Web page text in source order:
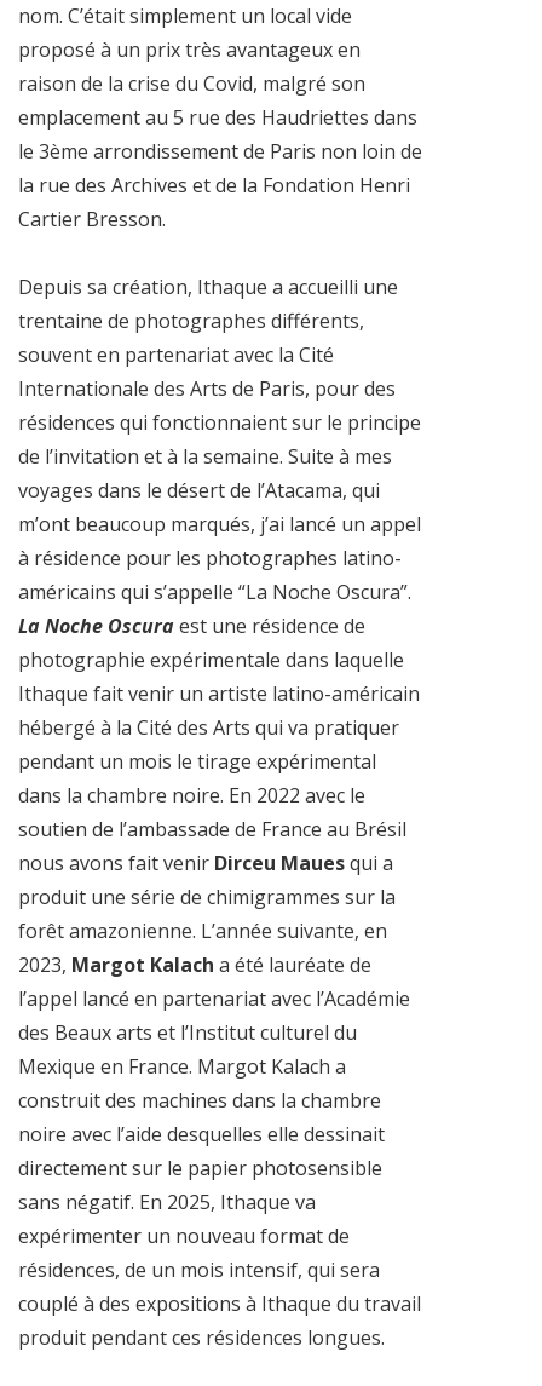
nom. C’était simplement un local vide
proposé à un prix très avantageux en
raison de la crise du Covid, malgré son
emplacement au 5 rue des Haudriettes dans
le 3ème arrondissement de Paris non loin de
la rue des Archives et de la Fondation Henri
Cartier Bresson.
Depuis sa création, Ithaque a accueilli une
trentaine de photographes différents,
souvent en partenariat avec la Cité
Internationale des Arts de Paris, pour des
résidences qui fonctionnaient sur le principe
de l’invitation et à la semaine. Suite à mes
voyages dans le désert de l’Atacama, qui
m’ont beaucoup marqués, j’ai lancé un appel
à résidence pour les photographes latino-
américains qui s’appelle “La Noche Oscura”.
La Noche Oscuraest une résidence de
photographie expérimentale dans laquelle
Ithaque fait venir un artiste latino-américain
hébergé à la Cité des Arts qui va pratiquer
pendant un mois le tirage expérimental
dans la chambre noire. En 2022 avec le
soutien de l’ambassade de France au Brésil
nous avons fait venir Dirceu Mauesqui a
produit une série de chimigrammes sur la
forêt amazonienne. L’année suivante, en
2023, Margot Kalach a été lauréate de
l’appel lancé en partenariat avec l’Académie
des Beaux arts et l’Institut culturel du
Mexique en France. Margot Kalach a
construit des machines dans la chambre
noire avec l’aide desquelles elle dessinait
directement sur le papier photosensible
sans négatif. En 2025, Ithaque va
expérimenter un nouveau format de
résidences, de un mois intensif, qui sera
couplé à des expositions à Ithaque du travail
produit pendant ces résidences longues.